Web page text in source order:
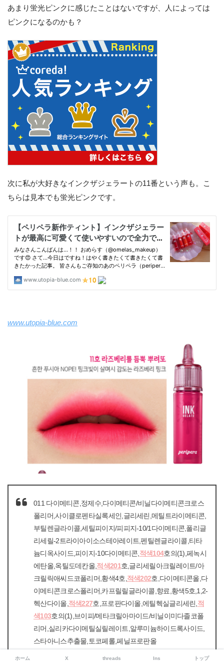
あまり蛍光ピンクに感じたことはないですが、人によっては
ピンクになるのかも？
次に私が大好きなインクザジェラートの11番という声も。こ
ちらは見本でも蛍光ピンクです。
www.utopia-blue.com
011 다이메티콘,정제수,다이메티콘/비닐다이메티콘크로스
폴리머,사이클로펜타실록세인,글리세린,메틸트라이메티콘,
부틸렌글라이콜,세틸피이지/피피지-10/1다이메티콘,폴리글
리세릴-2트라이아이소스테아레이트,펜틸렌글라이콜,티타
늄디옥사이드,피이지-10다이메티콘,적색104호의(1),페녹시
에탄올,옥틸도데칸올,적색201호,글리세릴아크릴레이트/아
크릴릭애씨드코폴리머,황색4호,적색202호,다이메티콘올,다
이메티콘크로스폴리머,카프릴릴글라이콜,향료,황색5호,1,2-
헥산다이올,적색227호,프로판다이올,에틸헥실글리세린,적
색103호의(1),브이피/메타크릴아마이드/비닐이미다졸코폴
리머,실리카다이메틸실릴레이트,알루미늄하이드록사이드,
스타아니스추출물,토코페롤,페닐프로판올
클럽클리오 | 제품상세
ホーム X threads Ins トップ